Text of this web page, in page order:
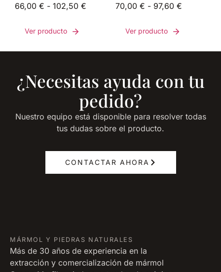
66,00 € - 102,50 €
Ver producto
70,00 € - 97,60 €
Ver producto
¿Necesitas ayuda con tu
pedido?
Nuestro equipo está disponible para resolver todas
tus dudas sobre el producto.
CONTACTAR AHORA
MÁRMOL Y PIEDRAS NATURALES
Más de 30 años de experiencia en la
extracción y comercialización de mármol